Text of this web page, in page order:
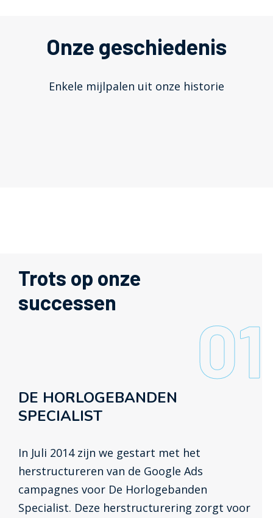
Onze geschiedenis
Enkele mijlpalen uit onze historie
Trots op onze
successen
01
DE HORLOGEBANDEN
SPECIALIST
In Juli 2014 zijn we gestart met het
herstructureren van de Google Ads
campagnes voor De Horlogebanden
Specialist. Deze herstructurering zorgt voor